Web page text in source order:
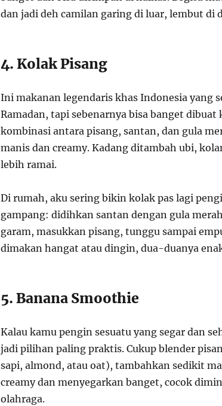
dan jadi deh camilan garing di luar, lembut di
4. Kolak Pisang
Ini makanan legendaris khas Indonesia yang
Ramadan, tapi sebenarnya bisa banget dibuat
kombinasi antara pisang, santan, dan gula
manis dan creamy. Kadang ditambah ubi,
lebih ramai.
Di rumah, aku sering bikin kolak pas lagi
gampang: didihkan santan dengan gula
garam, masukkan pisang, tunggu sampai
dimakan hangat atau dingin, dua-duanya
5. Banana Smoothie
Kalau kamu pengin sesuatu yang segar dan
jadi pilihan paling praktis. Cukup blender
sapi, almond, atau oat), tambahkan sedikit
creamy dan menyegarkan banget, cocok
olahraga.